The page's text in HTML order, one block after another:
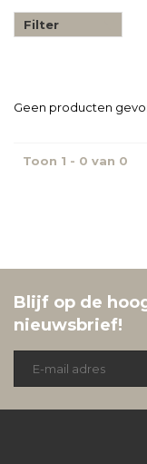
Filter
Geen producten
Toon 1 - 0 van 0
Blijf op de
nieuwsbrief!